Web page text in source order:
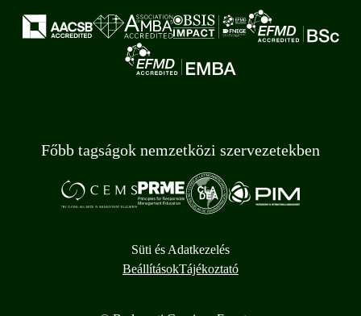
Főbb tagságok nemzetközi szervezetekben
Süti és Adatkezelés
BeállításokTájékoztató